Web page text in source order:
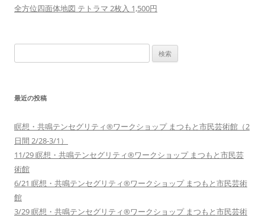
全方位四面体地図 テトラマ 2枚入 1,500円
索:
最近の投稿
瞑想・共鳴テンセグリティ®︎ワークショップ まつもと市民芸術館（2
日間 2/28-3/1）
11/29 瞑想・共鳴テンセグリティ®︎ワークショップ まつもと市民芸
術館
6/21 瞑想・共鳴テンセグリティ®︎ワークショップ まつもと市民芸術
館
3/29 瞑想・共鳴テンセグリティ®︎ワークショップ まつもと市民芸術